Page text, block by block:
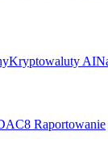
Kryptowaluty AI
Raportowanie